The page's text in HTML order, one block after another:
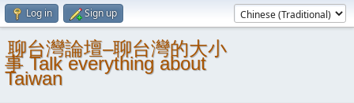
Log in Sign up
聊台灣論壇–聊台灣的大小
事 Talk everything about
Taiwan